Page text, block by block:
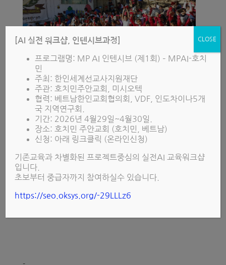
[AI 실전 워크샵, 인텐시브과정]
프로그램명: MP AI 인텐시브 (제1회) – MPAI-호치
민
주최: 한인세계선교사지원재단
주관: 호치민주안교회, 미시오텍
협력: 베트남한인교회협의회, VDF, 인도차이나5개
국 지역연구회.
기간: 2026년 4월29일~4월30일.
장소: 호치민 주안교회 (호치민, 베트남)
신청: 아래 링크클릭 (온라인신청)
기존교육과 차별화된 프로젝트중심의 실전AI 교육워크샵
입니다.
초보부터 중급자까지 참여하실수 있습니다.
https://seo.oksys.org/-29LLLz6
CLOSE